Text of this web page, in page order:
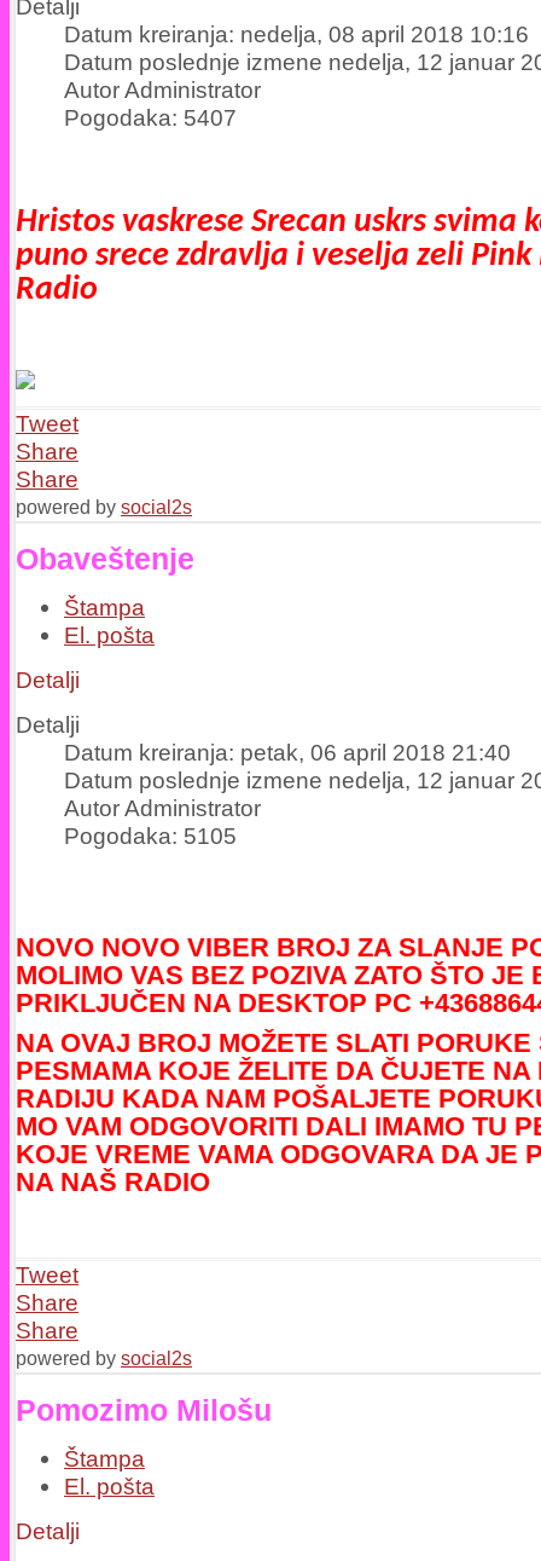
Detalji
Datum kreiranja: nedelja, 08 april 2018 10:16
Datum poslednje izmene nedelja, 12 januar
Autor Administrator
Pogodaka: 5407
Hristos vaskrese Srecan uskrs svima
puno srece zdravlja i veselja zeli Pink
Radio
Tweet
Share
Share
powered by social2s
Obaveštenje
Štampa
El. pošta
Detalji
Detalji
Datum kreiranja: petak, 06 april 2018 21:40
Datum poslednje izmene nedelja, 12 januar
Autor Administrator
Pogodaka: 5105
NOVO NOVO VIBER BROJ ZA SLANJE
MOLIMO VAS BEZ POZIVA ZATO ŠTO JE
PRIKLJUČEN NA DESKTOP PC
NA OVAJ BROJ MOŽETE SLATI PORUKE
PESMAMA KOJE ŽELITE DA ČUJETE NA
RADIJU KADA NAM POŠALJETE
MO VAM ODGOVORITI DALI IMAMO TU
KOJE VREME VAMA ODGOVARA DA JE
NA NAŠ RADIO
Tweet
Share
Share
powered by social2s
Pomozimo Milošu
Štampa
El. pošta
Detalji